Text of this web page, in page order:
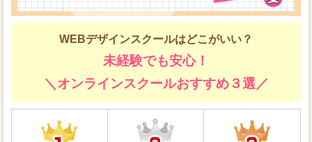
WEBデザインスクールはどこがいい？
未経験でも安心！
＼オンラインスクールおすすめ３選／